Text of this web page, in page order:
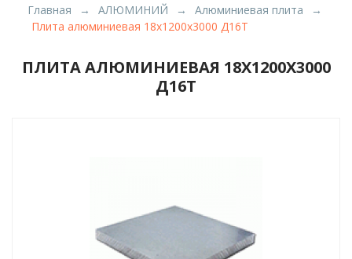
Главная АЛЮМИНИЙ
Алюминиевая плита
Плита алюминиевая 18х1200х3000 Д16Т
ПЛИТА АЛЮМИНИЕВАЯ 18Х1200Х3000
Д16Т